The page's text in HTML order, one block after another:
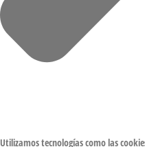
Utilizamos tecnologías como las